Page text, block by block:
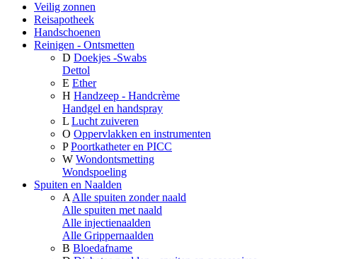
Veilig zonnen
Reisapotheek
Handschoenen
Reinigen - Ontsmetten
D Doekjes -Swabs
Dettol
E Ether
H Handzeep - Handcrème
Handgel en handspray
L Lucht zuiveren
O Oppervlakken en instrumenten
P Poortkatheter en PICC
W Wondontsmetting
Wondspoeling
Spuiten en Naalden
A Alle spuiten zonder naald
Alle spuiten met naald
Alle injectienaalden
Alle Grippernaalden
B Bloedafname